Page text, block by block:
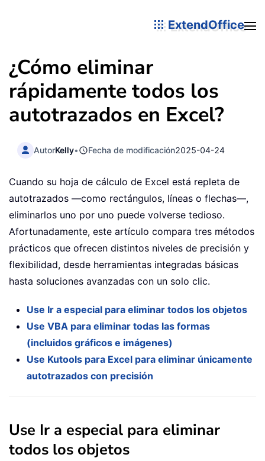
ExtendOffice
¿Cómo eliminar
rápidamente todos los
autotrazados en Excel?
AutorKelly• Fecha de modificación2025-04-24
Cuando su hoja de cálculo de Excel está repleta de
autotrazados —como rectángulos, líneas o flechas—,
eliminarlos uno por uno puede volverse tedioso.
Afortunadamente, este artículo compara tres métodos
prácticos que ofrecen distintos niveles de precisión y
flexibilidad, desde herramientas integradas básicas
hasta soluciones avanzadas con un solo clic.
Use Ir a especial para eliminar todos los objetos
Use VBA para eliminar todas las formas
(incluidos gráficos e imágenes)
Use Kutools para Excel para eliminar únicamente
autotrazados con precisión
Use Ir a especial para eliminar
todos los objetos